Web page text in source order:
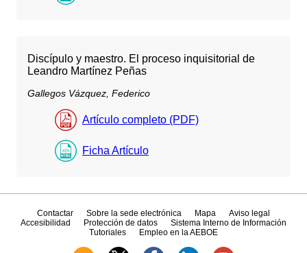
Discípulo y maestro. El proceso inquisitorial de
Leandro Martínez Peñas
Gallegos Vázquez, Federico
Artículo completo (PDF)
Ficha Artículo
Contactar Sobre la sede electrónica Mapa
Aviso legal
Accesibilidad
Protección de datos
Sistema Interno de Información
Tutoriales
Empleo en la AEBOE